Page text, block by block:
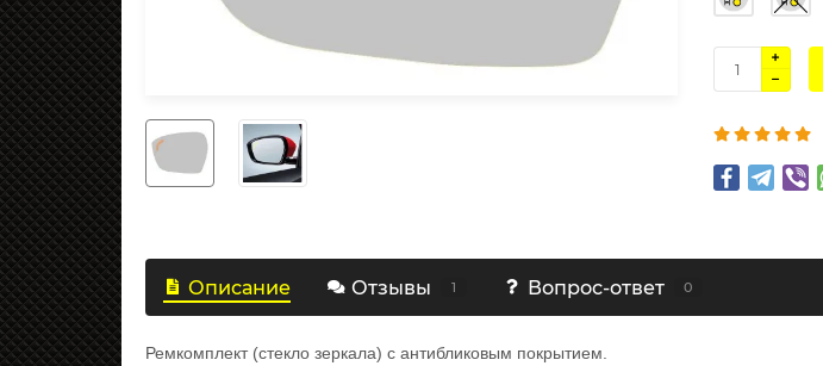
Описание Отзывы 1 Вопрос-ответ 0
Ремкомплект (стекло зеркала) с антибликовым покрытием.